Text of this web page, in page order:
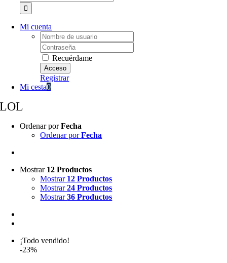
Mi cuenta
Username:
Password:
Recuérdame
Registrar
Mi cesta0
LOL
Ordenar porFecha
Ordenar porFecha
Mostrar 12 Productos
Mostrar 12 Productos
Mostrar24 Productos
Mostrar36 Productos
¡Todo vendido!
-23%